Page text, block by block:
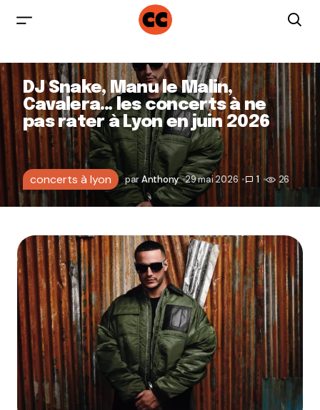
DJ Snake, Manu le Malin,
Cavalera… les concerts à ne
pas rater à Lyon en juin 2026
concerts à lyon parAnthony 29 mai 2026 1 26